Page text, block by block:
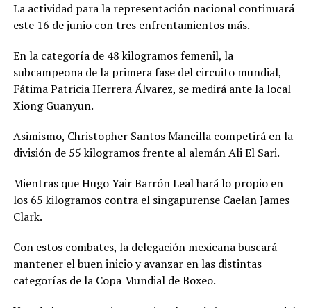
La actividad para la representación nacional continuará
este 16 de junio con tres enfrentamientos más.
En la categoría de 48 kilogramos femenil, la
subcampeona de la primera fase del circuito mundial,
Fátima Patricia Herrera Álvarez, se medirá ante la local
Xiong Guanyun.
Asimismo, Christopher Santos Mancilla competirá en la
división de 55 kilogramos frente al alemán Ali El Sari.
Mientras que Hugo Yair Barrón Leal hará lo propio en
los 65 kilogramos contra el singapurense Caelan James
Clark.
Con estos combates, la delegación mexicana buscará
mantener el buen inicio y avanzar en las distintas
categorías de la Copa Mundial de Boxeo.